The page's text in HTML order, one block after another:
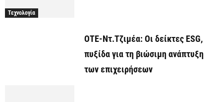
Τεχνολογία
ΟΤΕ-Ντ.Τζιμέα: Οι δείκτες ESG,
πυξίδα για τη βιώσιμη ανάπτυξη
των επιχειρήσεων